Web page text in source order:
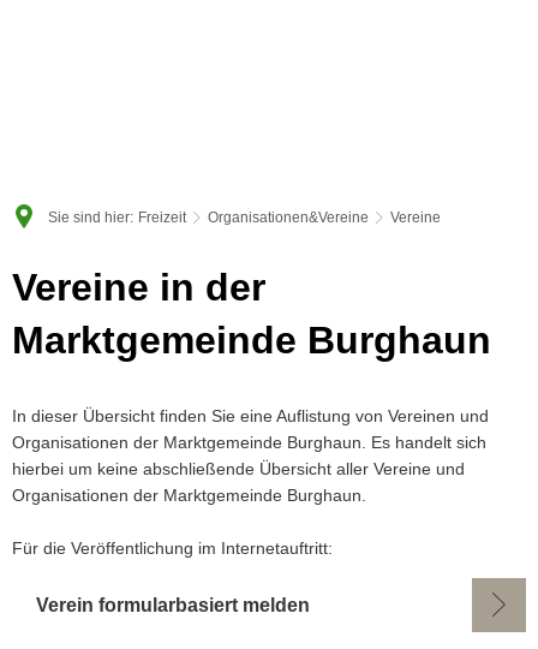
Sie sind hier: Freizeit Organisationen&Vereine Vereine
Vereine
Vereine in der
Marktgemeinde Burghaun
In dieser Übersicht finden Sie eine Auflistung von Vereinen und
Organisationen der Marktgemeinde Burghaun. Es handelt sich
hierbei um keine abschließende Übersicht aller Vereine und
Organisationen der Marktgemeinde Burghaun.
Für die Veröffentlichung im Internetauftritt:
Verein formularbasiert melden